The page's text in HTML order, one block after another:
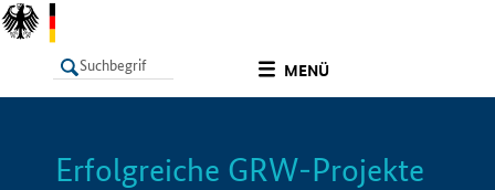
MENÜ
LISTE Info
Erfolgreiche GRW-Projekte